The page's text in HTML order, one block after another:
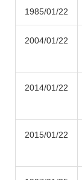
1985/01/22
2004/01/22
2014/01/22
2015/01/22